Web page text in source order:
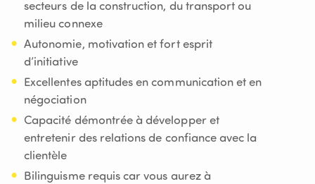
secteurs de la construction, du transport ou
milieu connexe
Autonomie, motivation et fort esprit
d’initiative
Excellentes aptitudes en communication et en
négociation
Capacité démontrée à développer et
entretenir des relations de confiance avec la
clientèle
Bilinguisme requis car vous aurez à